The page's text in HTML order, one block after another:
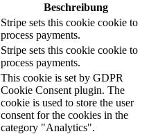
Beschreibung
Stripe sets this cookie cookie to
process payments.
Stripe sets this cookie cookie to
process payments.
This cookie is set by GDPR
Cookie Consent plugin. The
cookie is used to store the user
consent for the cookies in the
category "Analytics".